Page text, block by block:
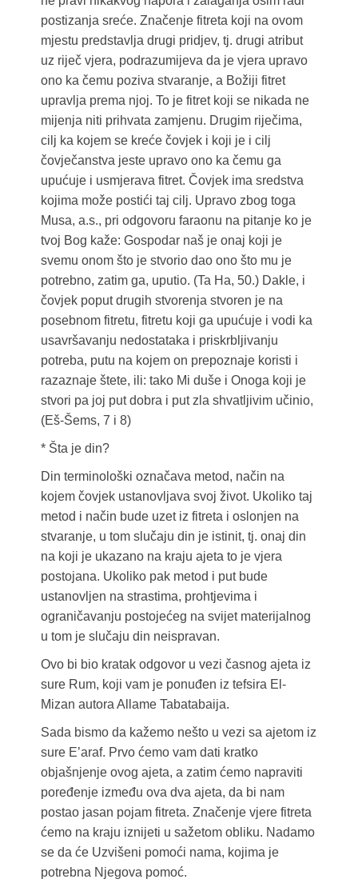
postizanja sreće. Značenje fitreta koji na ovom
mjestu predstavlja drugi pridjev, tj. drugi atribut
uz riječ vjera, podrazumijeva da je vjera upravo
ono ka čemu poziva stvaranje, a Božiji fitret
upravlja prema njoj. To je fitret koji se nikada ne
mijenja niti prihvata zamjenu. Drugim riječima,
cilj ka kojem se kreće čovjek i koji je i cilj
čovječanstva jeste upravo ono ka čemu ga
upućuje i usmjerava fitret. Čovjek ima sredstva
kojima može postići taj cilj. Upravo zbog toga
Musa, a.s., pri odgovoru faraonu na pitanje ko je
tvoj Bog kaže: Gospodar naš je onaj koji je
svemu onom što je stvorio dao ono što mu je
potrebno, zatim ga, uputio. (Ta Ha, 50.) Dakle, i
čovjek poput drugih stvorenja stvoren je na
posebnom fitretu, fitretu koji ga upućuje i vodi ka
usavršavanju nedostataka i priskrbljivanju
potreba, putu na kojem on prepoznaje koristi i
razaznaje štete, ili: tako Mi duše i Onoga koji je
stvori pa joj put dobra i put zla shvatljivim učinio,
(Eš-Šems, 7 i 8)
* Šta je din?
Din terminološki označava metod, način na
kojem čovjek ustanovljava svoj život. Ukoliko taj
metod i način bude uzet iz fitreta i oslonjen na
stvaranje, u tom slučaju din je istinit, tj. onaj din
na koji je ukazano na kraju ajeta to je vjera
postojana. Ukoliko pak metod i put bude
ustanovljen na strastima, prohtjevima i
ograničavanju postojećeg na svijet materijalnog
u tom je slučaju din neispravan.
Ovo bi bio kratak odgovor u vezi časnog ajeta iz
sure Rum, koji vam je ponuđen iz tefsira El-
Mizan autora Allame Tabatabaija.
Sada bismo da kažemo nešto u vezi sa ajetom iz
sure E’araf. Prvo ćemo vam dati kratko
objašnjenje ovog ajeta, a zatim ćemo napraviti
poređenje između ova dva ajeta, da bi nam
postao jasan pojam fitreta. Značenje vjere fitreta
ćemo na kraju iznijeti u sažetom obliku. Nadamo
se da će Uzvišeni pomoći nama, kojima je
potrebna Njegova pomoć.